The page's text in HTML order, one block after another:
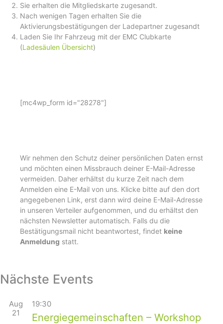
Sie erhalten die Mitgliedskarte zugesandt.
Nach wenigen Tagen erhalten Sie die
Aktivierungsbestätigungen der Ladepartner zugesandt
Laden Sie Ihr Fahrzeug mit der EMC Clubkarte
(Ladesäulen Übersicht)
[mc4wp_form id="28278"]
Wir nehmen den Schutz deiner persönlichen Daten ernst
und möchten einen Missbrauch deiner E-Mail-Adresse
vermeiden. Daher erhältst du kurze Zeit nach dem
Anmelden eine E-Mail von uns. Klicke bitte auf den dort
angegebenen Link, erst dann wird deine E-Mail-Adresse
in unseren Verteiler aufgenommen, und du erhältst den
nächsten Newsletter automatisch. Falls du die
Bestätigungsmail nicht beantwortest, findet keine
Anmeldung statt.
Nächste Events
Aug
21
19:30
Energiegemeinschaften – Workshop